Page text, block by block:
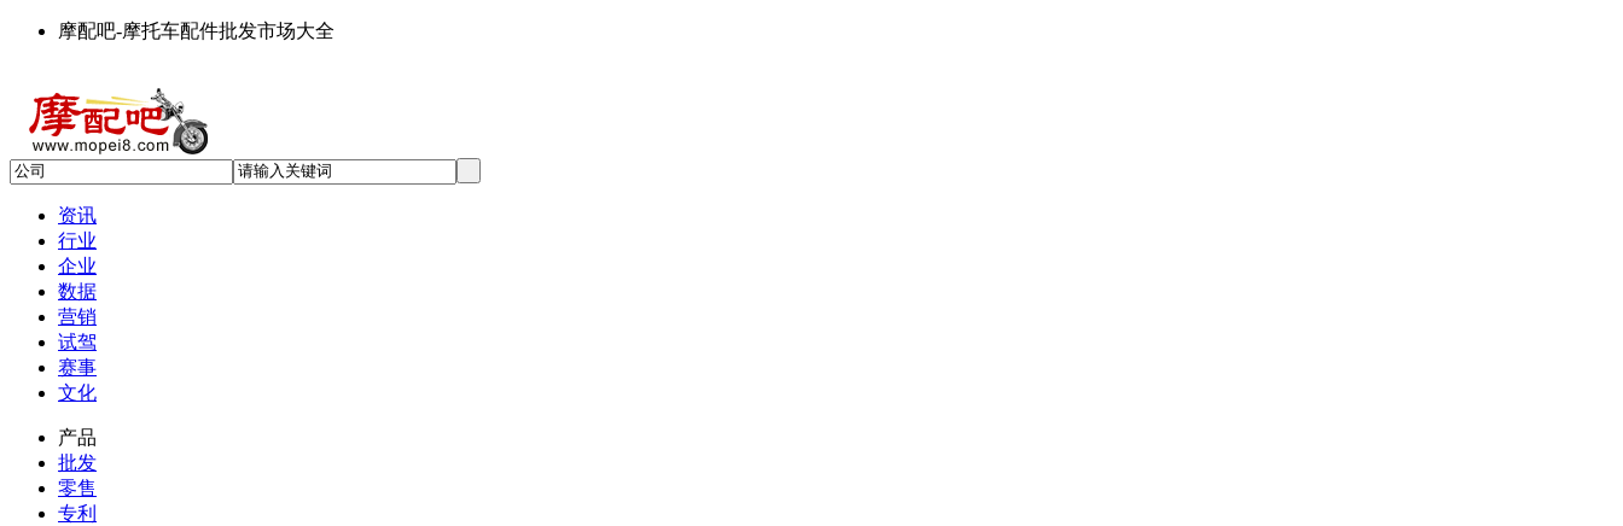
摩配吧-摩托车配件批发市场大全
资讯
行业
企业
数据
营销
试驾
赛事
文化
产品
批发
零售
专利